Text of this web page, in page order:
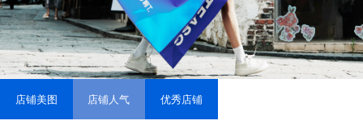
品牌文化
品牌维权
产品展示
饼干茶
店铺美图 店铺人气 优秀店铺